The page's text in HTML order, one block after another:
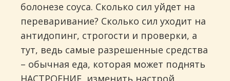
болонезе соуса. Сколько сил уйдет на
переваривание? Сколько сил уходит на
антидопинг, строгости и проверки, а
тут, ведь самые разрешенные средства
– обычная еда, которая может поднять